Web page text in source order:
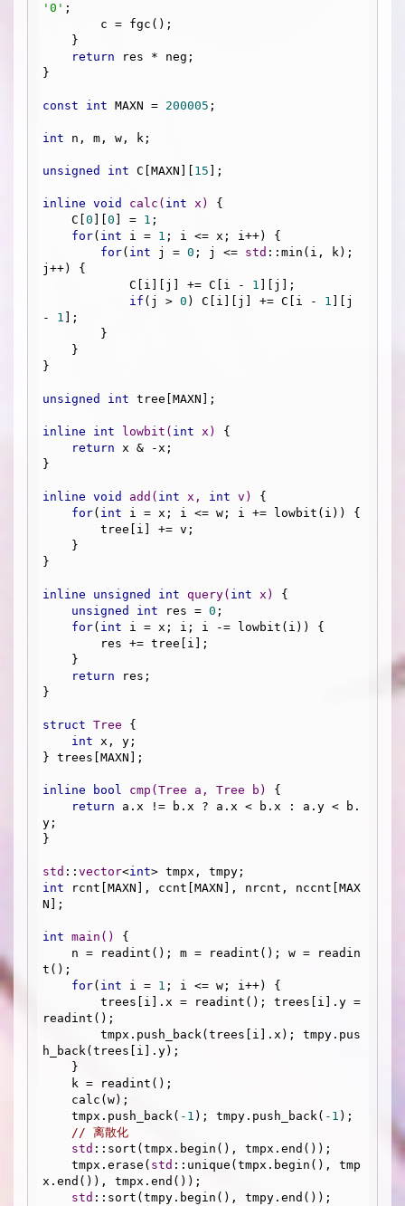
'0' ;
return res * neg;
}
const int MAXN = 200005 ;
int n, m, w, k;
unsigned int C[MAXN][ 15 ];
inline void calc ( int x)
{
    C[
0 0 ] = 1 ;
for( int i = 1 ; i <= x; i++) {
for( int j = 0 ; j <= std ::min(i, k);
j++) {
            C[i][j] += C[i -
1 ][j];
if (j > 0 ) C[i][j] += C[i - 1 ][j
- 1 ];
}
unsigned int tree[MAXN];
inline int lowbit ( int x)
{
return x & -x;
}
inline void add ( int x, int v)
{
for( int i = x; i <= w; i += lowbit(i)) {
}
inline unsigned int query( int x)
{
unsigned
int res = 0 ;
for( int i = x; i; i -= lowbit(i)) {
return res;
}
struct Tree {
int x, y;
} trees[MAXN];
inline bool cmp (Tree a, Tree b)
{
return a.x != b.x ? a.x < b.x : a.y < b.
y;
}
std :: vector<int
int rcnt[MAXN], ccnt[MAXN], nrcnt, nccnt[MAX
N];
int main ()
{
t();
for( int i = 1 ; i <= w; i++) {
readint();
h_back(trees[i].y);
    tmpx.push_back(
-1 ); tmpy.push_back( -1 );
// 离散化
std ::sort(tmpx.begin(), tmpx.end());
    tmpx.erase(
std ::unique(tmpx.begin(), tmp
x.end()), tmpx.end());
std ::sort(tmpy.begin(), tmpy.end());